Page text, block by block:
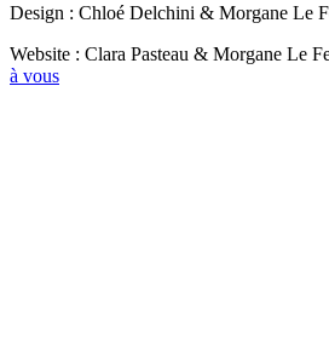
Design : Chloé Delchini & Morgane Le
Website : Clara Pasteau & Morgane Le
à vous